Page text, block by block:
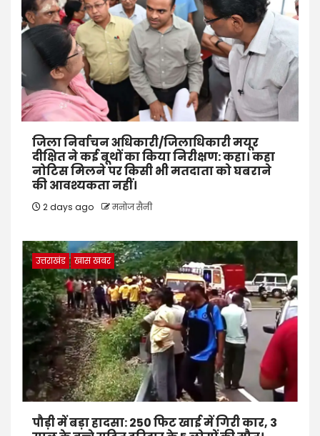
जिला निर्वाचन अधिकारी/जिलाधिकारी मयूर
दीक्षित ने कई बूथों का किया निरीक्षण: कहा। कहा
नोटिस मिलने पर किसी भी मतदाता को घबराने
की आवश्यकता नहीं।
2 days ago मनोज सैनी
उत्तराखंड खास खबर
पौड़ी में बड़ा हादसा: 250 फिट खाई में गिरी कार, 3